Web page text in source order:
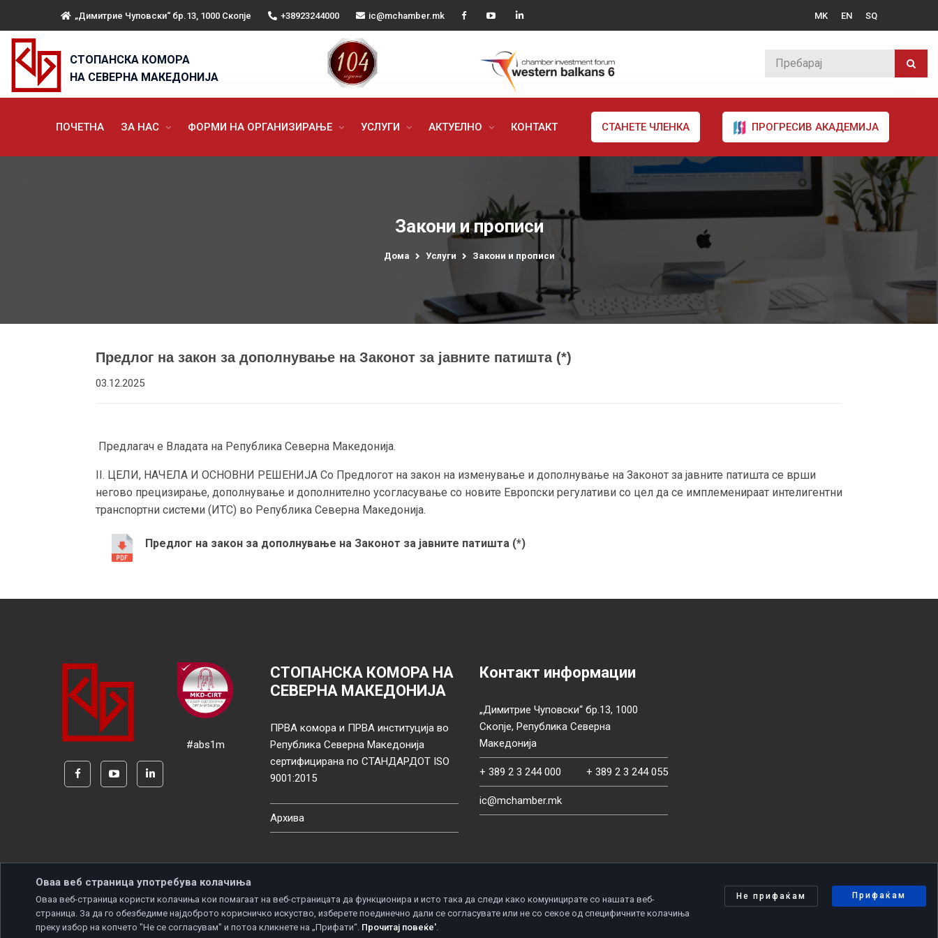
„Димитрие Чуповски“ бр.13, 1000 Скопје +38923244000 ic@mchamber.mk MK EN SQ
СТОПАНСКА КОМОРА
НА СЕВЕРНА МАКЕДОНИЈА
ПОЧЕТНА ЗА НАС ФОРМИ НА ОРГАНИЗИРАЊЕ УСЛУГИ АКТУЕЛНО КОНТАКТ СТАНЕТЕ ЧЛЕНКА ПРОГРЕСИВ АКАДЕМИЈА
Закони и прописи
Дома Услуги Закони и прописи
Предлог на закон за дополнување на Законот за јавните патишта (*)
03.12.2025
Предлагач е Владата на Република Северна Македонија.
II. ЦЕЛИ, НАЧЕЛА И ОСНОВНИ РЕШЕНИЈА Со Предлогот на закон на изменување и дополнување на Законот за јавните патишта се врши
негово прецизирање, дополнување и дополнително усогласување со новите Европски регулативи со цел да се имплеменираат интелигентни
транспортни системи (ИТС) во Република Северна Македонија.
Предлог на закон за дополнување на Законот за јавните патишта (*)
#abs1m
СТОПАНСКА КОМОРА НА
СЕВЕРНА МАКЕДОНИЈА
ПРВА комора и ПРВА институција во
Република Северна Македонија
сертифицирана по СТАНДАРДОТ ISO
9001:2015
Архива
Контакт информации
„Димитрие Чуповски“ бр.13, 1000
Скопје, Република Северна
Македонија
+ 389 2 3 244 000 + 389 2 3 244 055
ic@mchamber.mk
Copyright © 2026 Developed by Unet. All rights reserved. Политика за приватност
Оваа веб страница употребува колачиња
Оваа веб-страница користи колачиња кои помагаат на веб-страницата да функционира и исто така да следи како комуницирате со нашата веб-
страница. За да го обезбедиме најдоброто корисничко искуство, изберете поединечно дали се согласувате или не со секое од специфичните колачиња
преку избор на копчето "Не се согласувам" и потоа кликнете на „Прифати“. Прочитај повеќе'.
Не прифаќам Прифаќам